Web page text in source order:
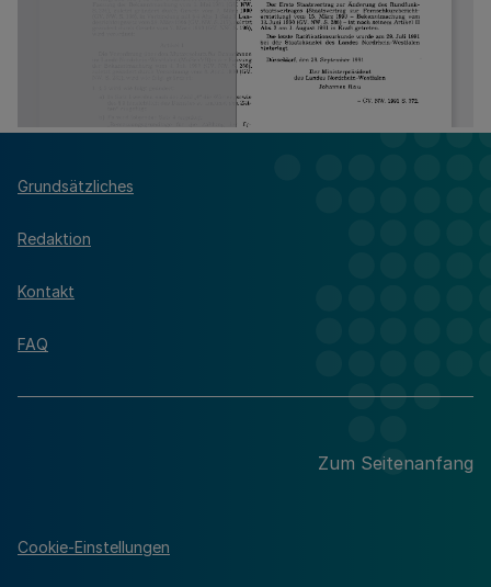
Grundsätzliches
Redaktion
Kontakt
FAQ
Zum Seitenanfang
Cookie-Einstellungen